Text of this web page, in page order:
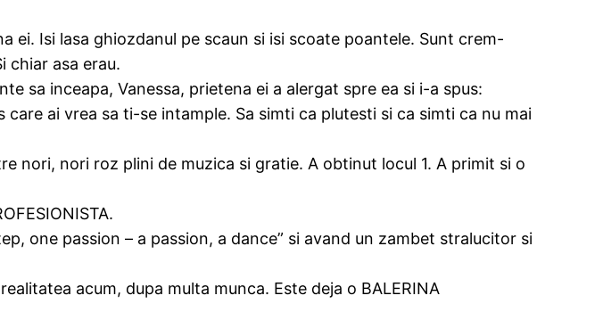
ei. Isi lasa ghiozdanul pe scaun si isi scoate poantele. Sunt crem-
chiar asa erau.
sa inceapa, Vanessa, prietena ei a alergat spre ea si i-a spus:
ai vrea sa ti-se intample. Sa simti ca plutesti si ca simti ca nu mai
nori, nori roz plini de muzica si gratie. A obtinut locul 1. A primit si o
one passion – a passion, a dance” si avand un zambet stralucitor si
acum, dupa multa munca. Este deja o BALERINA